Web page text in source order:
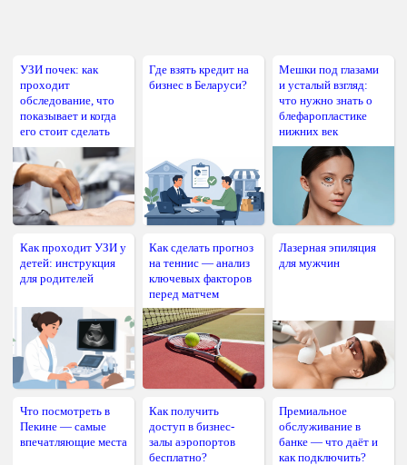
УЗИ почек: как
проходит
обследование, что
показывает и когда
его стоит сделать
Где взять кредит на
бизнес в Беларуси?
Мешки под глазами
и усталый взгляд:
что нужно знать о
блефаропластике
нижних век
Как проходит УЗИ у
детей: инструкция
для родителей
Как сделать прогноз
на теннис — анализ
ключевых факторов
перед матчем
Лазерная эпиляция
для мужчин
Что посмотреть в
Пекине — самые
впечатляющие места
Как получить
доступ в бизнес-
залы аэропортов
бесплатно?
Премиальное
обслуживание в
банке — что даёт и
как подключить?